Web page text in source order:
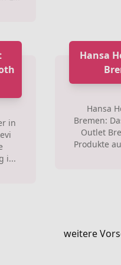
in
i...
Hansa
Hansa
Bremen:
Outlet
Produkte
weitere